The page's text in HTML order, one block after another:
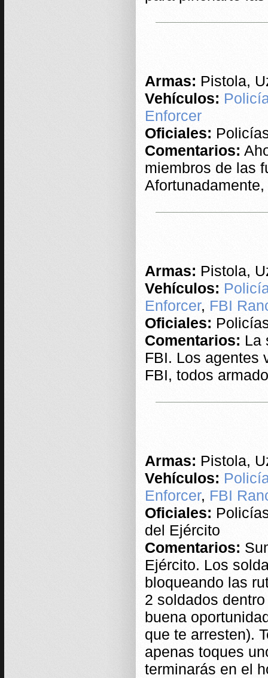
Armas: Pistola,
Vehículos:
Enforcer
Oficiales:
Comentarios:
miembros de las
Armas: Pistola,
Vehículos:
Enforcer, FBI
Oficiales:
Comentarios: La
FBI. Los agentes
FBI, todos
Armas: Pistola,
Vehículos:
Enforcer, FBI
Oficiales:
del Ejército
Comentarios:
Ejército. Los
bloqueando las
2 soldados
buena
que te arresten).
apenas toques
terminarás en el